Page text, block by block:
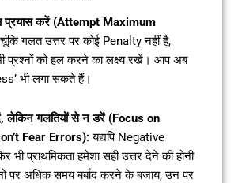
प्रयास करें (Attempt Maximum
गलत उत्तर पर कोई Penalty नहीं है,
प्रश्नों को हल करने का लक्ष्य रखें। आप अब
भी लगा सकते हैं।
लेकिन गलतियों से न डरें (Focus on
Fear Errors):यद्यपि Negative
भी प्राथमिकता हमेशा सही उत्तर देने की होनी
पर अधिक समय बर्बाद करने के बजाय, उन पर